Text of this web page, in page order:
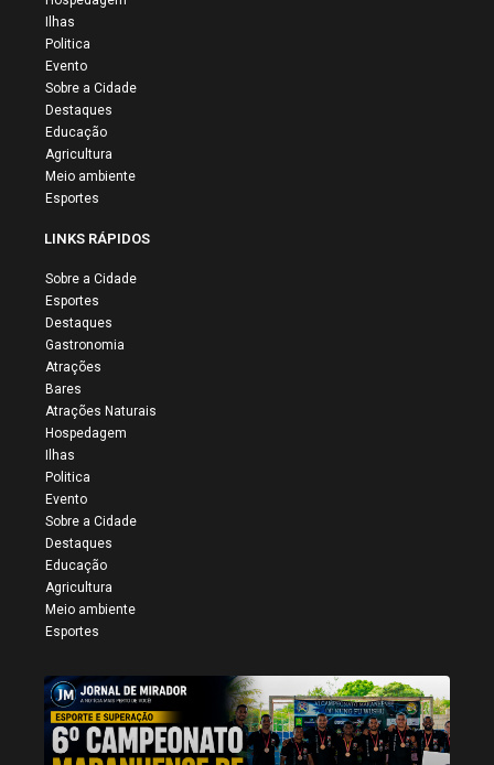
Ilhas
Politica
Evento
Sobre a Cidade
Destaques
Educação
Agricultura
Meio ambiente
Esportes
LINKS RÁPIDOS
Sobre a Cidade
Esportes
Destaques
Gastronomia
Atrações
Bares
Atrações Naturais
Hospedagem
Ilhas
Politica
Evento
Sobre a Cidade
Destaques
Educação
Agricultura
Meio ambiente
Esportes